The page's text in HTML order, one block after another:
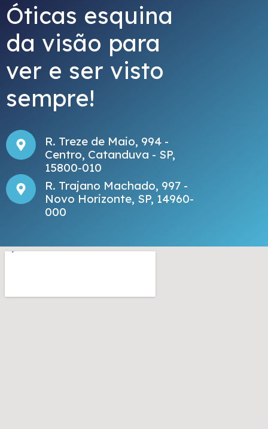
Óticas esquina
da visão para
ver e ser visto
sempre!
R. Treze de Maio, 994 -
Centro, Catanduva - SP,
15800-010
R. Trajano Machado, 997 -
Novo Horizonte, SP, 14960-
000